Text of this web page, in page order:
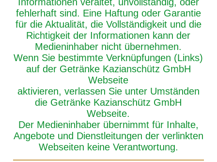
fehlerhaft sind. Eine Haftung oder Garantie
für die Aktualität, die Vollständigkeit und die
Richtigkeit der Informationen kann der
Medieninhaber nicht übernehmen.
Wenn Sie bestimmte Verknüpfungen (Links)
auf der Getränke Kazianschütz GmbH
Webseite
aktivieren, verlassen Sie unter Umständen
die Getränke Kazianschütz GmbH
Webseite.
Der Medieninhaber übernimmt für Inhalte,
Angebote und Dienstleitungen der verlinkten
Webseiten keine Verantwortung.